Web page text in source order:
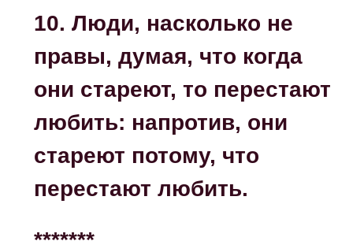
10. Люди, насколько не
правы, думая, что когда
они стареют, то перестают
любить: напротив, они
стареют потому, что
перестают любить.